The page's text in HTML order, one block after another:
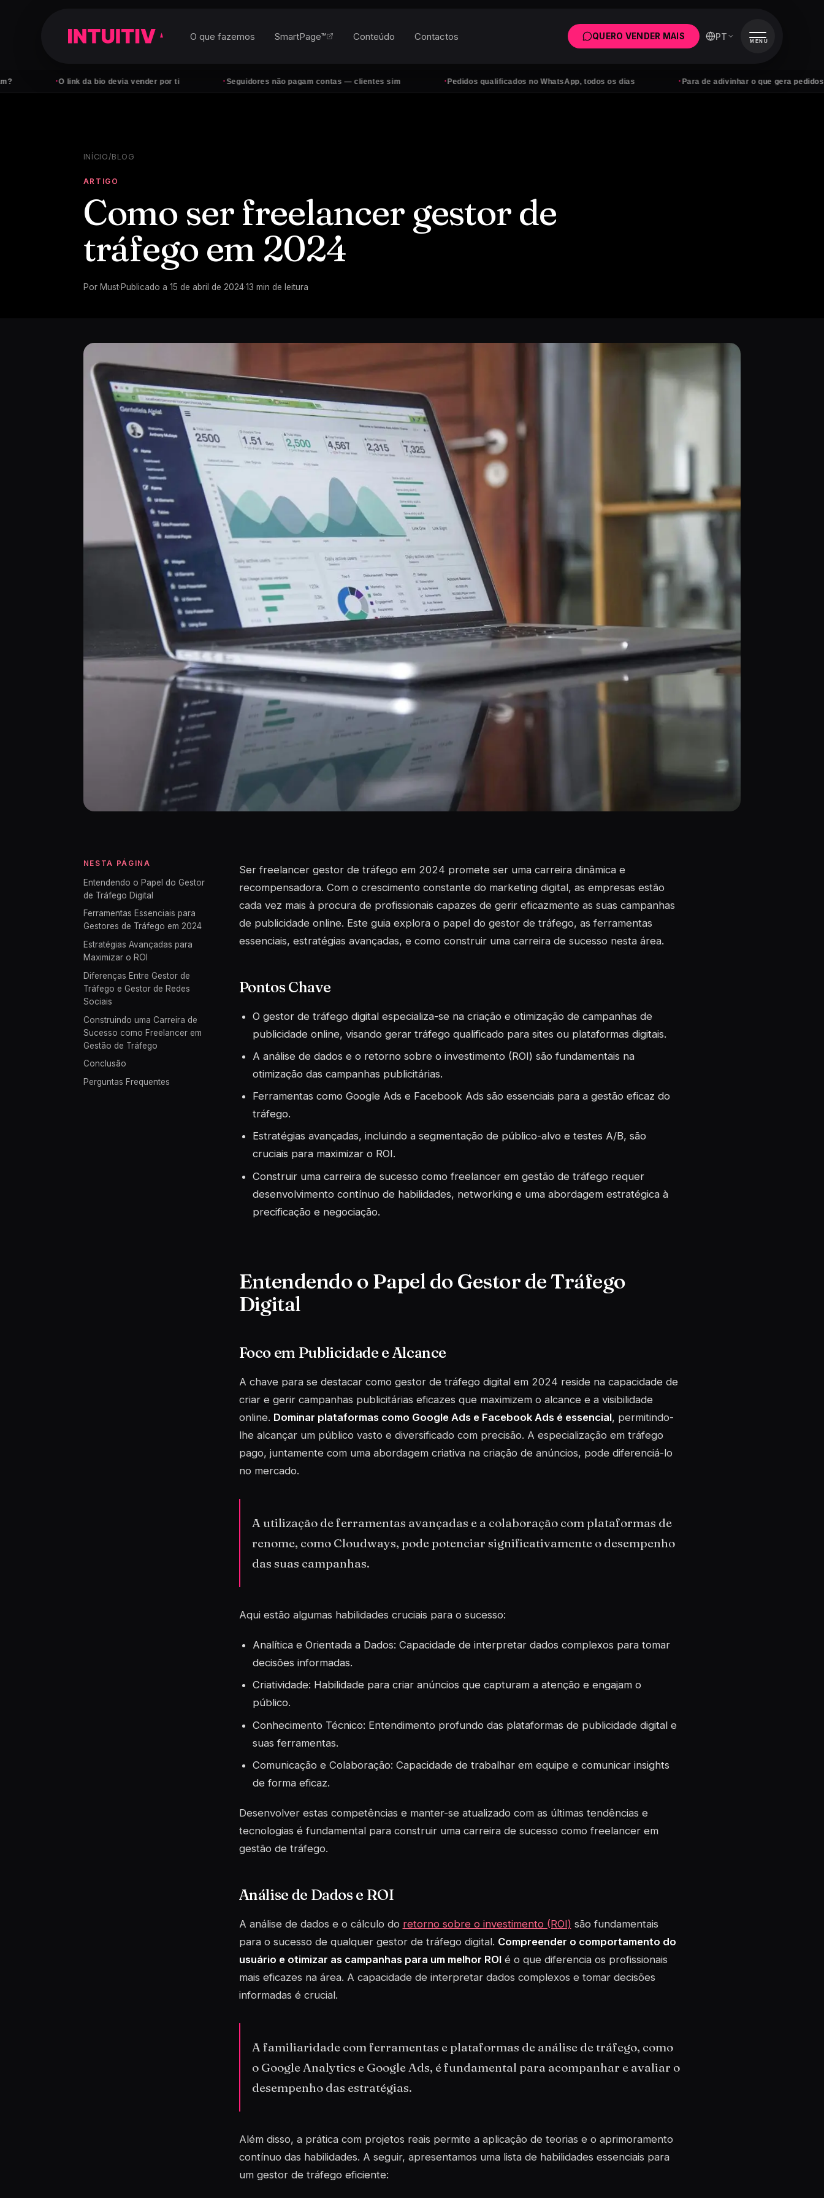
· O link da bio devia vender por ti · Seguidores não pagam contas — clientes sim · Pedidos qualificados no WhatsApp, todos os dias · Para de adivinhar o que gera pedidos
O que fazemos SmartPage™ Conteúdo Contactos QUERO VENDER MAIS PT MENU
INÍCIO/BLOG
ARTIGO
Como ser freelancer gestor de
tráfego em 2024
Por Must·Publicado a 15 de abril de 2024·13 min de leitura
NESTA PÁGINA
Entendendo o Papel do Gestor
de Tráfego Digital
Ferramentas Essenciais para
Gestores de Tráfego em 2024
Estratégias Avançadas para
Maximizar o ROI
Diferenças Entre Gestor de
Tráfego e Gestor de Redes
Sociais
Construindo uma Carreira de
Sucesso como Freelancer em
Gestão de Tráfego
Conclusão
Perguntas Frequentes
Ser freelancer gestor de tráfego em 2024 promete ser uma carreira dinâmica e
recompensadora. Com o crescimento constante do marketing digital, as empresas estão
cada vez mais à procura de profissionais capazes de gerir eficazmente as suas campanhas
de publicidade online. Este guia explora o papel do gestor de tráfego, as ferramentas
essenciais, estratégias avançadas, e como construir uma carreira de sucesso nesta área.
Pontos Chave
O gestor de tráfego digital especializa-se na criação e otimização de campanhas de
publicidade online, visando gerar tráfego qualificado para sites ou plataformas digitais.
A análise de dados e o retorno sobre o investimento (ROI) são fundamentais na
otimização das campanhas publicitárias.
Ferramentas como Google Ads e Facebook Ads são essenciais para a gestão eficaz do
tráfego.
Estratégias avançadas, incluindo a segmentação de público-alvo e testes A/B, são
cruciais para maximizar o ROI.
Construir uma carreira de sucesso como freelancer em gestão de tráfego requer
desenvolvimento contínuo de habilidades, networking e uma abordagem estratégica à
precificação e negociação.
Entendendo o Papel do Gestor de Tráfego
Digital
Foco em Publicidade e Alcance
A chave para se destacar como gestor de tráfego digital em 2024 reside na capacidade de
criar e gerir campanhas publicitárias eficazes que maximizem o alcance e a visibilidade
online. Dominar plataformas como Google Ads e Facebook Ads é essencial, permitindo-
lhe alcançar um público vasto e diversificado com precisão. A especialização em tráfego
pago, juntamente com uma abordagem criativa na criação de anúncios, pode diferenciá-lo
no mercado.
A utilização de ferramentas avançadas e a colaboração com plataformas de
renome, como Cloudways, pode potenciar significativamente o desempenho
das suas campanhas.
Aqui estão algumas habilidades cruciais para o sucesso:
Analítica e Orientada a Dados: Capacidade de interpretar dados complexos para tomar
decisões informadas.
Criatividade: Habilidade para criar anúncios que capturam a atenção e engajam o
público.
Conhecimento Técnico: Entendimento profundo das plataformas de publicidade digital e
suas ferramentas.
Comunicação e Colaboração: Capacidade de trabalhar em equipe e comunicar insights
de forma eficaz.
Desenvolver estas competências e manter-se atualizado com as últimas tendências e
tecnologias é fundamental para construir uma carreira de sucesso como freelancer em
gestão de tráfego.
Análise de Dados e ROI
A análise de dados e o cálculo do retorno sobre o investimento (ROI) são fundamentais
para o sucesso de qualquer gestor de tráfego digital. Compreender o comportamento do
usuário e otimizar as campanhas para um melhor ROIé o que diferencia os profissionais
mais eficazes na área. A capacidade de interpretar dados complexos e tomar decisões
informadas é crucial.
A familiaridade com ferramentas e plataformas de análise de tráfego, como
o Google Analytics e Google Ads, é fundamental para acompanhar e avaliar o
desempenho das estratégias.
Além disso, a prática com projetos reais permite a aplicação de teorias e o aprimoramento
contínuo das habilidades. A seguir, apresentamos uma lista de habilidades essenciais para
um gestor de tráfego eficiente: